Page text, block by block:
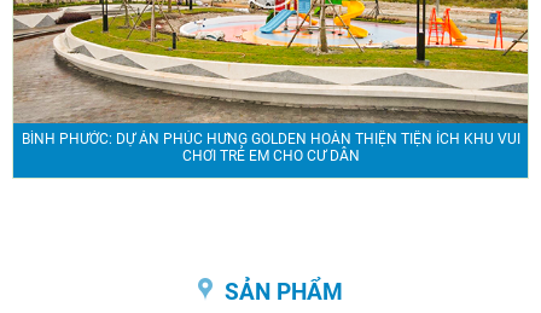
BÌNH PHƯỚC: DỰ ÁN PHÚC HƯNG GOLDEN HOÀN THIỆN TIỆN ÍCH KHU VUI
CHƠI TRẺ EM CHO CƯ DÂN
SẢN PHẨM